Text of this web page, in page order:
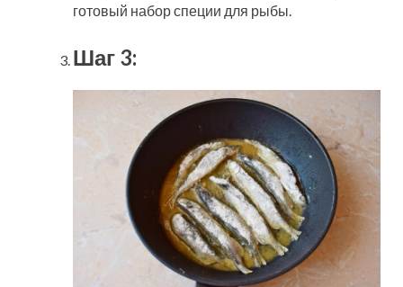
готовый набор специи для рыбы.
Шаг 3: